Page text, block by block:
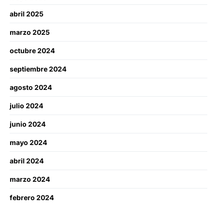
abril 2025
marzo 2025
octubre 2024
septiembre 2024
agosto 2024
julio 2024
junio 2024
mayo 2024
abril 2024
marzo 2024
febrero 2024